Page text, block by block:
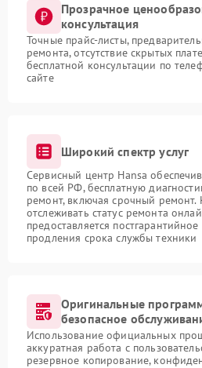
Прозрачное
консультация
Точные прайс-листы,
ремонта, отсутствие скрытых
бесплатной консультации по
сайте
Широкий спектр услуг
Сервисный центр Hansa
по всей РФ, бесплатную
ремонт, включая срочный ремонт.
отслеживать статус ремонта
предоставляется
продления срока службы техники
Оригинальные
безопасное
Использование официальных
аккуратная работа с
резервное копирование,